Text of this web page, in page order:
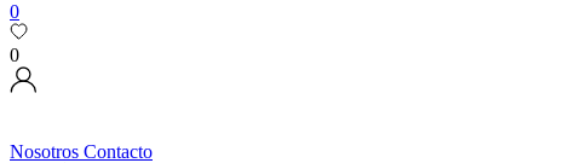
0
0
Nosotros Contacto